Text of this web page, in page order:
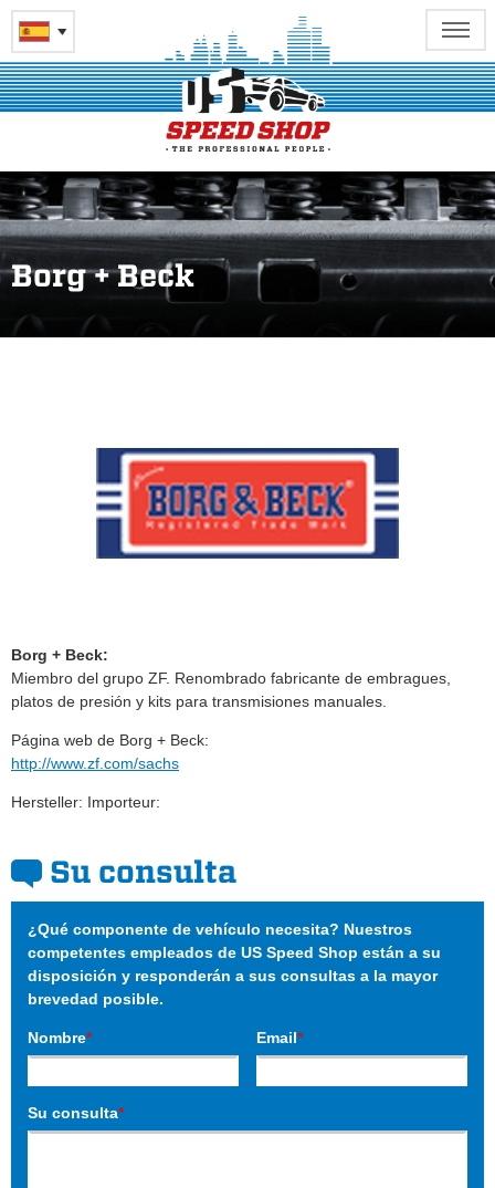
Borg + Beck
Borg + Beck:
Miembro del grupo ZF. Renombrado fabricante de embragues,
platos de presión y kits para transmisiones manuales.
Página web de Borg + Beck:
http://www.zf.com/sachs
Hersteller: Importeur:
Su consulta
¿Qué componente de vehículo necesita? Nuestros
competentes empleados de US Speed Shop están a su
disposición y responderán a sus consultas a la mayor
brevedad posible.
Nombre* Email*
Su consulta*